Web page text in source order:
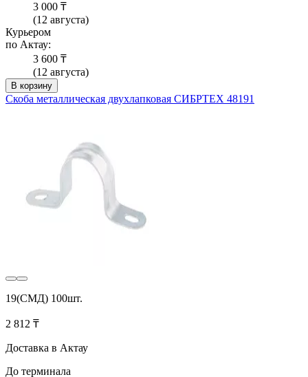
3 000 ₸
(12 августа)
Курьером
по Актау:
3 600 ₸
(12 августа)
В корзину
Скоба металлическая двухлапковая СИБРТЕХ 48191
19(СМД) 100шт.
2 812 ₸
Доставка в Актау
До терминала